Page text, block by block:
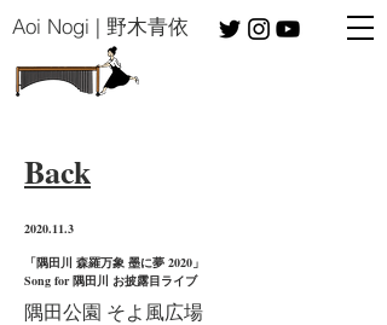
​Aoi Nogi | 野木青依
​Back
​2020.11.3
​「隅田川 森羅万象 墨に夢 2020」
Song for 隅田川 お披露目ライブ
​隅田公園 そよ風広場